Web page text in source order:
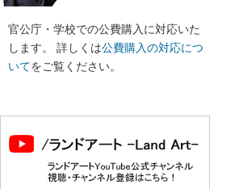
官公庁・学校での公費購入に対応いた
します。 詳しくは公費購入の対応につ
いてをご覧ください。